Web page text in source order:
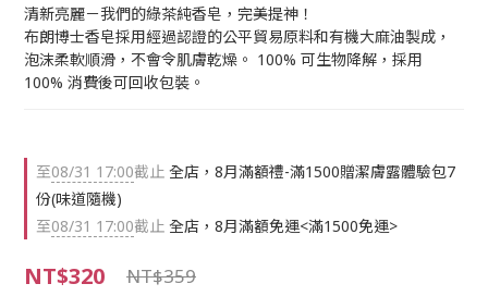
清新亮麗－我們的綠茶純香皂，完美提神！
布朗博士香皂採用經過認證的公平貿易原料和有機大麻油製成，
泡沫柔軟順滑，不會令肌膚乾燥。 100% 可生物降解，採用
100% 消費後可回收包裝。
至08/31 17:00截止 全店，8月滿額禮-滿1500贈潔膚露體驗包7
份(味道隨機)
至08/31 17:00截止 全店，8月滿額免運<滿1500免運>
NT$320 NT$359